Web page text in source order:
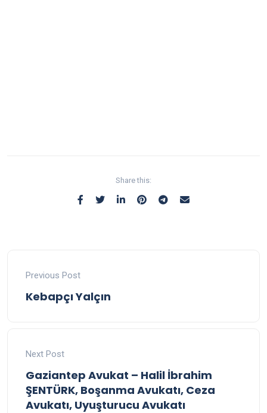
Share this:
Previous Post
Kebapçı Yalçın
Next Post
Gaziantep Avukat – Halil İbrahim
ŞENTÜRK, Boşanma Avukatı, Ceza
Avukatı, Uyuşturucu Avukatı